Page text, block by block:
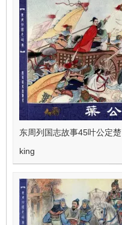
东周列国志故事45叶公定楚
king